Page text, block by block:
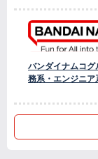
バンダイナムコグ
務系・エンジニア